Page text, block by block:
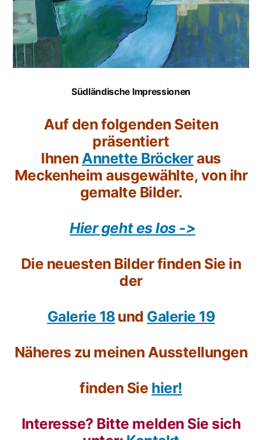
Südländische Impressionen
Auf den folgenden Seiten
präsentiert
IhnenAnnette Bröckeraus
Meckenheim ausgewählte, von ihr
gemalte Bilder.
Hier geht es los ->
Die neuesten Bilder finden Sie in
der
Galerie 18und Galerie 19
Näheres zu meinen Ausstellungen
finden Sie hier!
Interesse? Bitte melden Sie sich